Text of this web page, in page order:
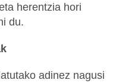
herentzia hori
du.
adinez nagusi